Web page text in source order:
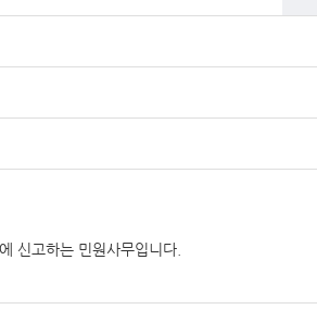
신고하는 민원사무입니다.